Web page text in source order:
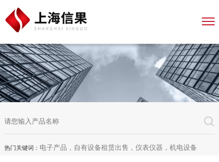
热门关键词： 电子产品，自有设备租赁出售，仪表仪器，机电设备